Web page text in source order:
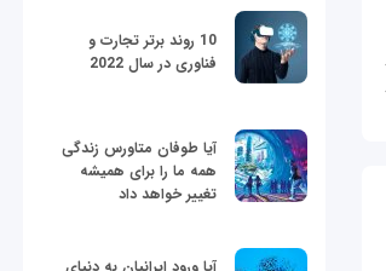
10 روند برتر تجارت و
فناوری در سال 2022
آیا طوفان متاورس زندگی
همه ما را برای همیشه
تغییر خواهد داد